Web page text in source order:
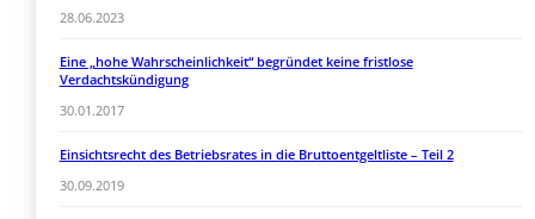
28.06.2023
Eine „hohe Wahrscheinlichkeit“ begründet keine fristlose
Verdachtskündigung
30.01.2017
Einsichtsrecht des Betriebsrates in die Bruttoentgeltliste – Teil 2
30.09.2019